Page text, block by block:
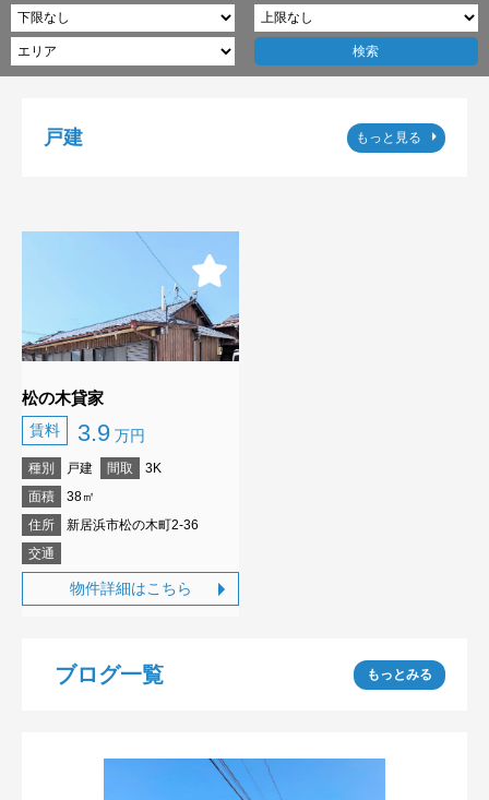
戸建 もっと見る
松の木貸家
賃料 3.9 万円
種別 戸建 間取
3K
面積
38㎡
住所
新居浜市松の木町2-36
交通
物件詳細はこちら
ブログ一覧 もっとみる